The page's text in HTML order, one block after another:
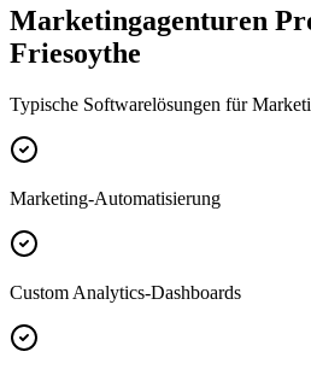
Marketingagenturen
Friesoythe
Typische Softwarelösungen für
Marketing-Automatisierung
Custom Analytics-Dashboards